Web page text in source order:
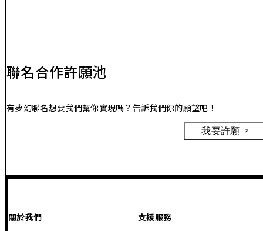
聯名合作許願池
有夢幻聯名想要我們幫你實現嗎？告訴我們你的願望吧！
我要許願
關於我們 支援服務